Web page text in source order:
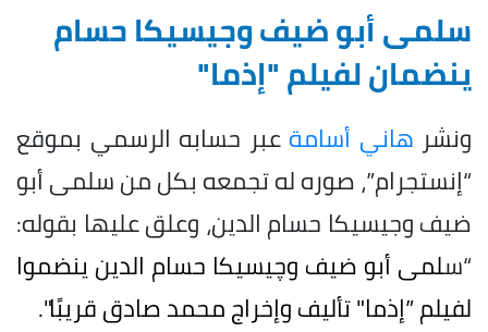
سلمى أبو ضيف وجيسيكا حسام
ينضمان لفيلم "إذما"
ونشر هاني أسامةعبر حسابه الرسمي بموقع
“إنستجرام”، صوره له تجمعه بكل من سلمى أبو
ضيف وجيسيكا حسام الدين، وعلق عليها بقوله:
“سلمى أبو ضيف وچيسيكا حسام الدين ينضموا
لفيلم ”إذما" تأليف وإخراج محمد صادق قريبًا".